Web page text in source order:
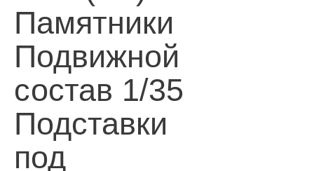
Памятники
Подвижной
состав 1/35
Подставки
под